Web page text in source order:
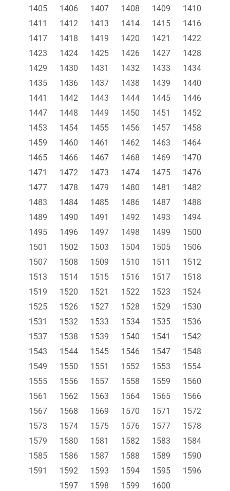
1405
1406 1407 1408 1409
1410
1411
1412 1413 1414 1415
1416
1417
1418 1419 1420 1421
1422
1423
1424 1425 1426 1427
1428
1429
1430 1431 1432 1433
1434
1435
1436 1437 1438 1439
1440
1441
1442 1443 1444 1445
1446
1447
1448 1449 1450 1451
1452
1453
1454 1455 1456 1457
1458
1459
1460 1461 1462 1463
1464
1465
1466 1467 1468 1469
1470
1471
1472 1473 1474 1475
1476
1477
1478 1479 1480 1481
1482
1483
1484 1485 1486 1487
1488
1489
1490 1491 1492 1493
1494
1495
1496 1497 1498 1499
1500
1501
1502 1503 1504 1505
1506
1507
1508 1509 1510 1511
1512
1513
1514 1515 1516 1517
1518
1519
1520 1521 1522 1523
1524
1525
1526 1527 1528 1529
1530
1531
1532 1533 1534 1535
1536
1537
1538 1539 1540 1541
1542
1543
1544 1545 1546 1547
1548
1549
1550 1551 1552 1553
1554
1555
1556 1557 1558 1559
1560
1561
1562 1563 1564 1565
1566
1567
1568 1569 1570 1571
1572
1573
1574 1575 1576 1577
1578
1579
1580 1581 1582 1583
1584
1585
1586 1587 1588 1589
1590
1591
1592 1593 1594 1595
1596
1597
1598 1599 1600